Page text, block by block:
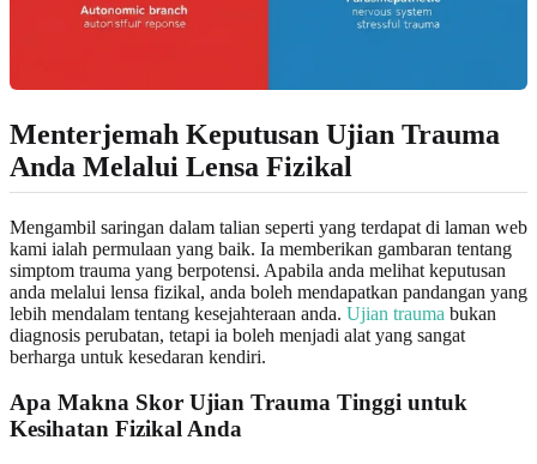
Menterjemah Keputusan Ujian Trauma
Anda Melalui Lensa Fizikal
Mengambil saringan dalam talian seperti yang terdapat di laman web
kami ialah permulaan yang baik. Ia memberikan gambaran tentang
simptom trauma yang berpotensi. Apabila anda melihat keputusan
anda melalui lensa fizikal, anda boleh mendapatkan pandangan yang
lebih mendalam tentang kesejahteraan anda. Ujian trauma bukan
diagnosis perubatan, tetapi ia boleh menjadi alat yang sangat
berharga untuk kesedaran kendiri.
Apa Makna Skor Ujian Trauma Tinggi untuk
Kesihatan Fizikal Anda